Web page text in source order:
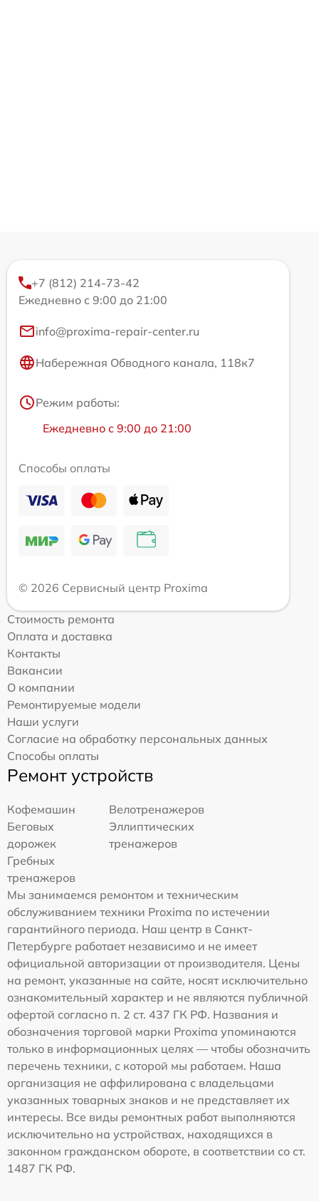
+7 (812) 214-73-42
Ежедневно с 9:00 до 21:00
info@proxima-repair-center.ru
Набережная Обводного канала, 118к7
Режим работы:
Ежедневно с 9:00 до 21:00
Способы оплаты
© 2026 Сервисный центр Proxima
Стоимость ремонта
Оплата и доставка
Контакты
Вакансии
О компании
Ремонтируемые модели
Наши услуги
Согласие на обработку персональных данных
Способы оплаты
Ремонт устройств
Кофемашин
Велотренажеров
Беговых
дорожек
Эллиптических
тренажеров
Гребных
тренажеров
Мы занимаемся ремонтом и техническим
обслуживанием техники Proxima по истечении
гарантийного периода. Наш центр в Санкт-
Петербурге работает независимо и не имеет
официальной авторизации от производителя. Цены
на ремонт, указанные на сайте, носят исключительно
ознакомительный характер и не являются публичной
офертой согласно п. 2 ст. 437 ГК РФ. Названия и
обозначения торговой марки Proxima упоминаются
только в информационных целях — чтобы обозначить
перечень техники, с которой мы работаем. Наша
организация не аффилирована с владельцами
указанных товарных знаков и не представляет их
интересы. Все виды ремонтных работ выполняются
исключительно на устройствах, находящихся в
законном гражданском обороте, в соответствии со ст.
1487 ГК РФ.